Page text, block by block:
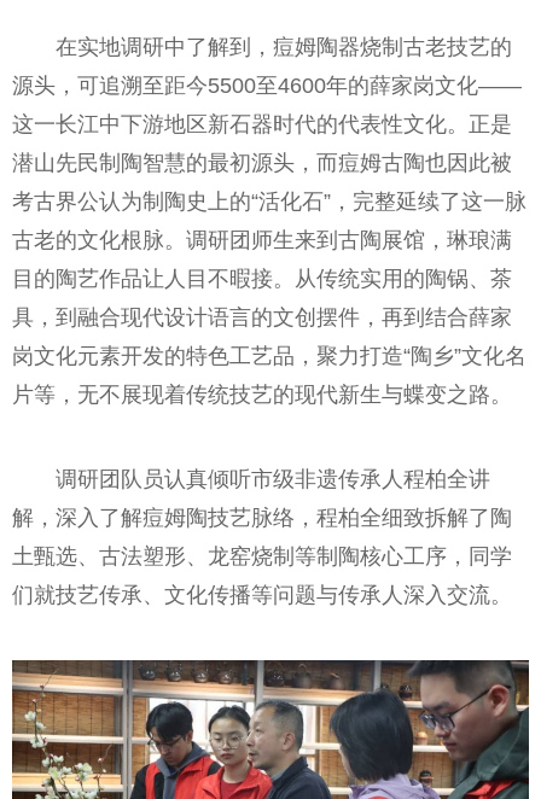
在实地调研中了解到，痘姆陶器烧制古老技艺的
源头，可追溯至距今5500至4600年的薛家岗文化——
这一长江中下游地区新石器时代的代表性文化。正是
潜山先民制陶智慧的最初源头，而痘姆古陶也因此被
考古界公认为制陶史上的“活化石”，完整延续了这一脉
古老的文化根脉。调研团师生来到古陶展馆，琳琅满
目的陶艺作品让人目不暇接。从传统实用的陶锅、茶
具，到融合现代设计语言的文创摆件，再到结合薛家
岗文化元素开发的特色工艺品，聚力打造“陶乡”文化名
片等，无不展现着传统技艺的现代新生与蝶变之路。
调研团队员认真倾听市级非遗传承人程柏全讲
解，深入了解痘姆陶技艺脉络，程柏全细致拆解了陶
土甄选、古法塑形、龙窑烧制等制陶核心工序，同学
们就技艺传承、文化传播等问题与传承人深入交流。